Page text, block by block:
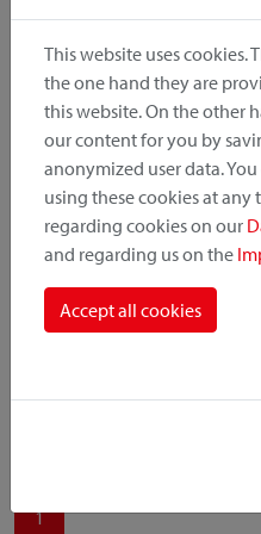
produit, le point de montage
Catégorie de produit
Position de montage
Système de fixation
1
This website uses cookies.
the one hand they are
this website. On the other
our content for you by
anonymized user data.
using these cookies at
regarding cookies on our
and regarding us on the
Accept all cookies